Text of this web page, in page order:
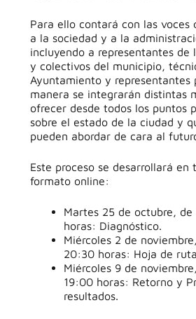
Para ello contará con las voces
a la sociedad y a la
incluyendo a representantes de
y colectivos del municipio,
Ayuntamiento y representantes
manera se integrarán distintas
ofrecer desde todos los puntos
sobre el estado de la ciudad y
pueden abordar de cara al
Este proceso se desarrollará en
formato online:
Martes 25 de octubre,
horas: Diagnóstico.
Miércoles 2 de
20:30 horas: Hoja de
Miércoles 9 de
19:00 horas: Retorno y
resultados.